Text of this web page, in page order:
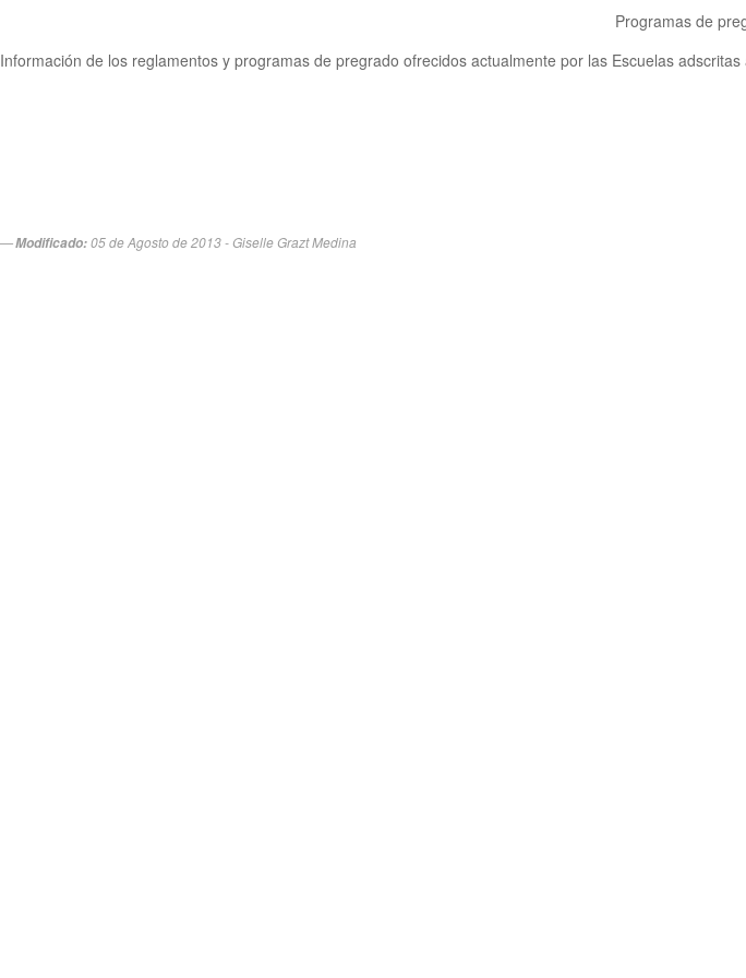
Programas de
Información de los reglamentos y programas de pregrado ofrecidos actualmente por las Escuelas
Modificado:05 de Agosto de 2013 - Giselle Grazt Medina